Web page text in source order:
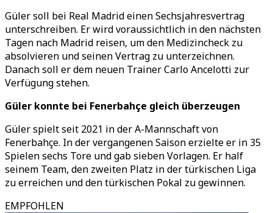
Güler soll bei Real Madrid einen Sechsjahresvertrag
unterschreiben. Er wird voraussichtlich in den nächsten
Tagen nach Madrid reisen, um den Medizincheck zu
absolvieren und seinen Vertrag zu unterzeichnen.
Danach soll er dem neuen Trainer Carlo Ancelotti zur
Verfügung stehen.
Güler konnte bei Fenerbahçe gleich überzeugen
Güler spielt seit 2021 in der A-Mannschaft von
Fenerbahçe. In der vergangenen Saison erzielte er in 35
Spielen sechs Tore und gab sieben Vorlagen. Er half
seinem Team, den zweiten Platz in der türkischen Liga
zu erreichen und den türkischen Pokal zu gewinnen.
EMPFOHLEN